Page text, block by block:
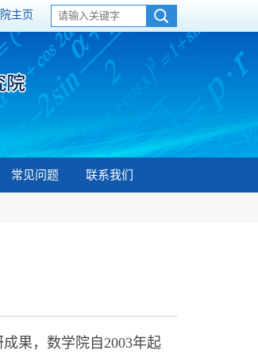
主页
常见问题 联系我们
果，数学院自2003年起